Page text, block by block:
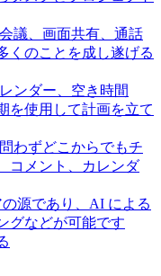
議、画面共有、通話
くのことを成し遂げる
ンダー、空き時間
を使用して計画を立て
わずどこからでもチ
コメント、カレンダ
源であり、AI による
グなどが可能です